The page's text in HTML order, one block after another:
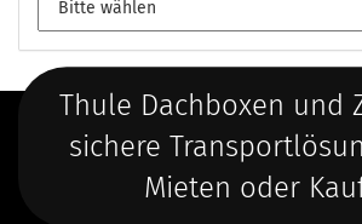
Thule Dachboxen und
sichere
Mieten oder